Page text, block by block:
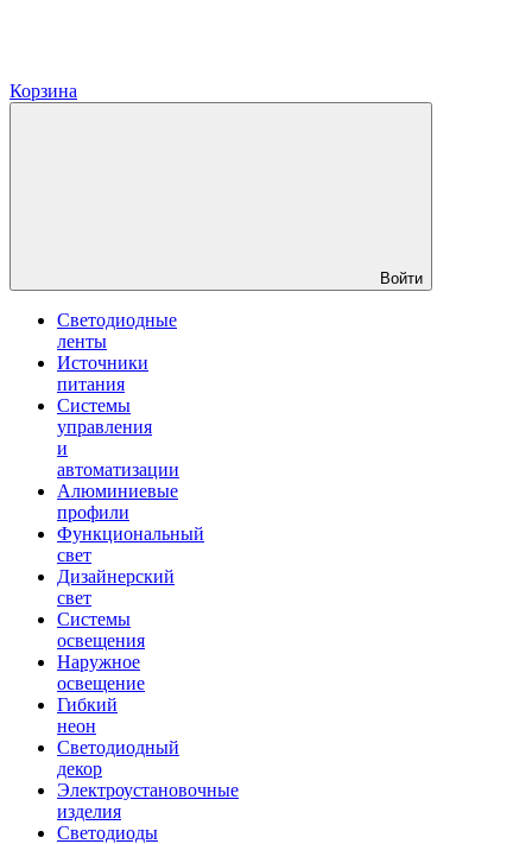
Корзина
Войти
Светодиодные
ленты
Источники
питания
Системы
управления
и
автоматизации
Алюминиевые
профили
Функциональный
свет
Дизайнерский
свет
Системы
освещения
Наружное
освещение
Гибкий
неон
Светодиодный
декор
Электроустановочные
изделия
Светодиоды